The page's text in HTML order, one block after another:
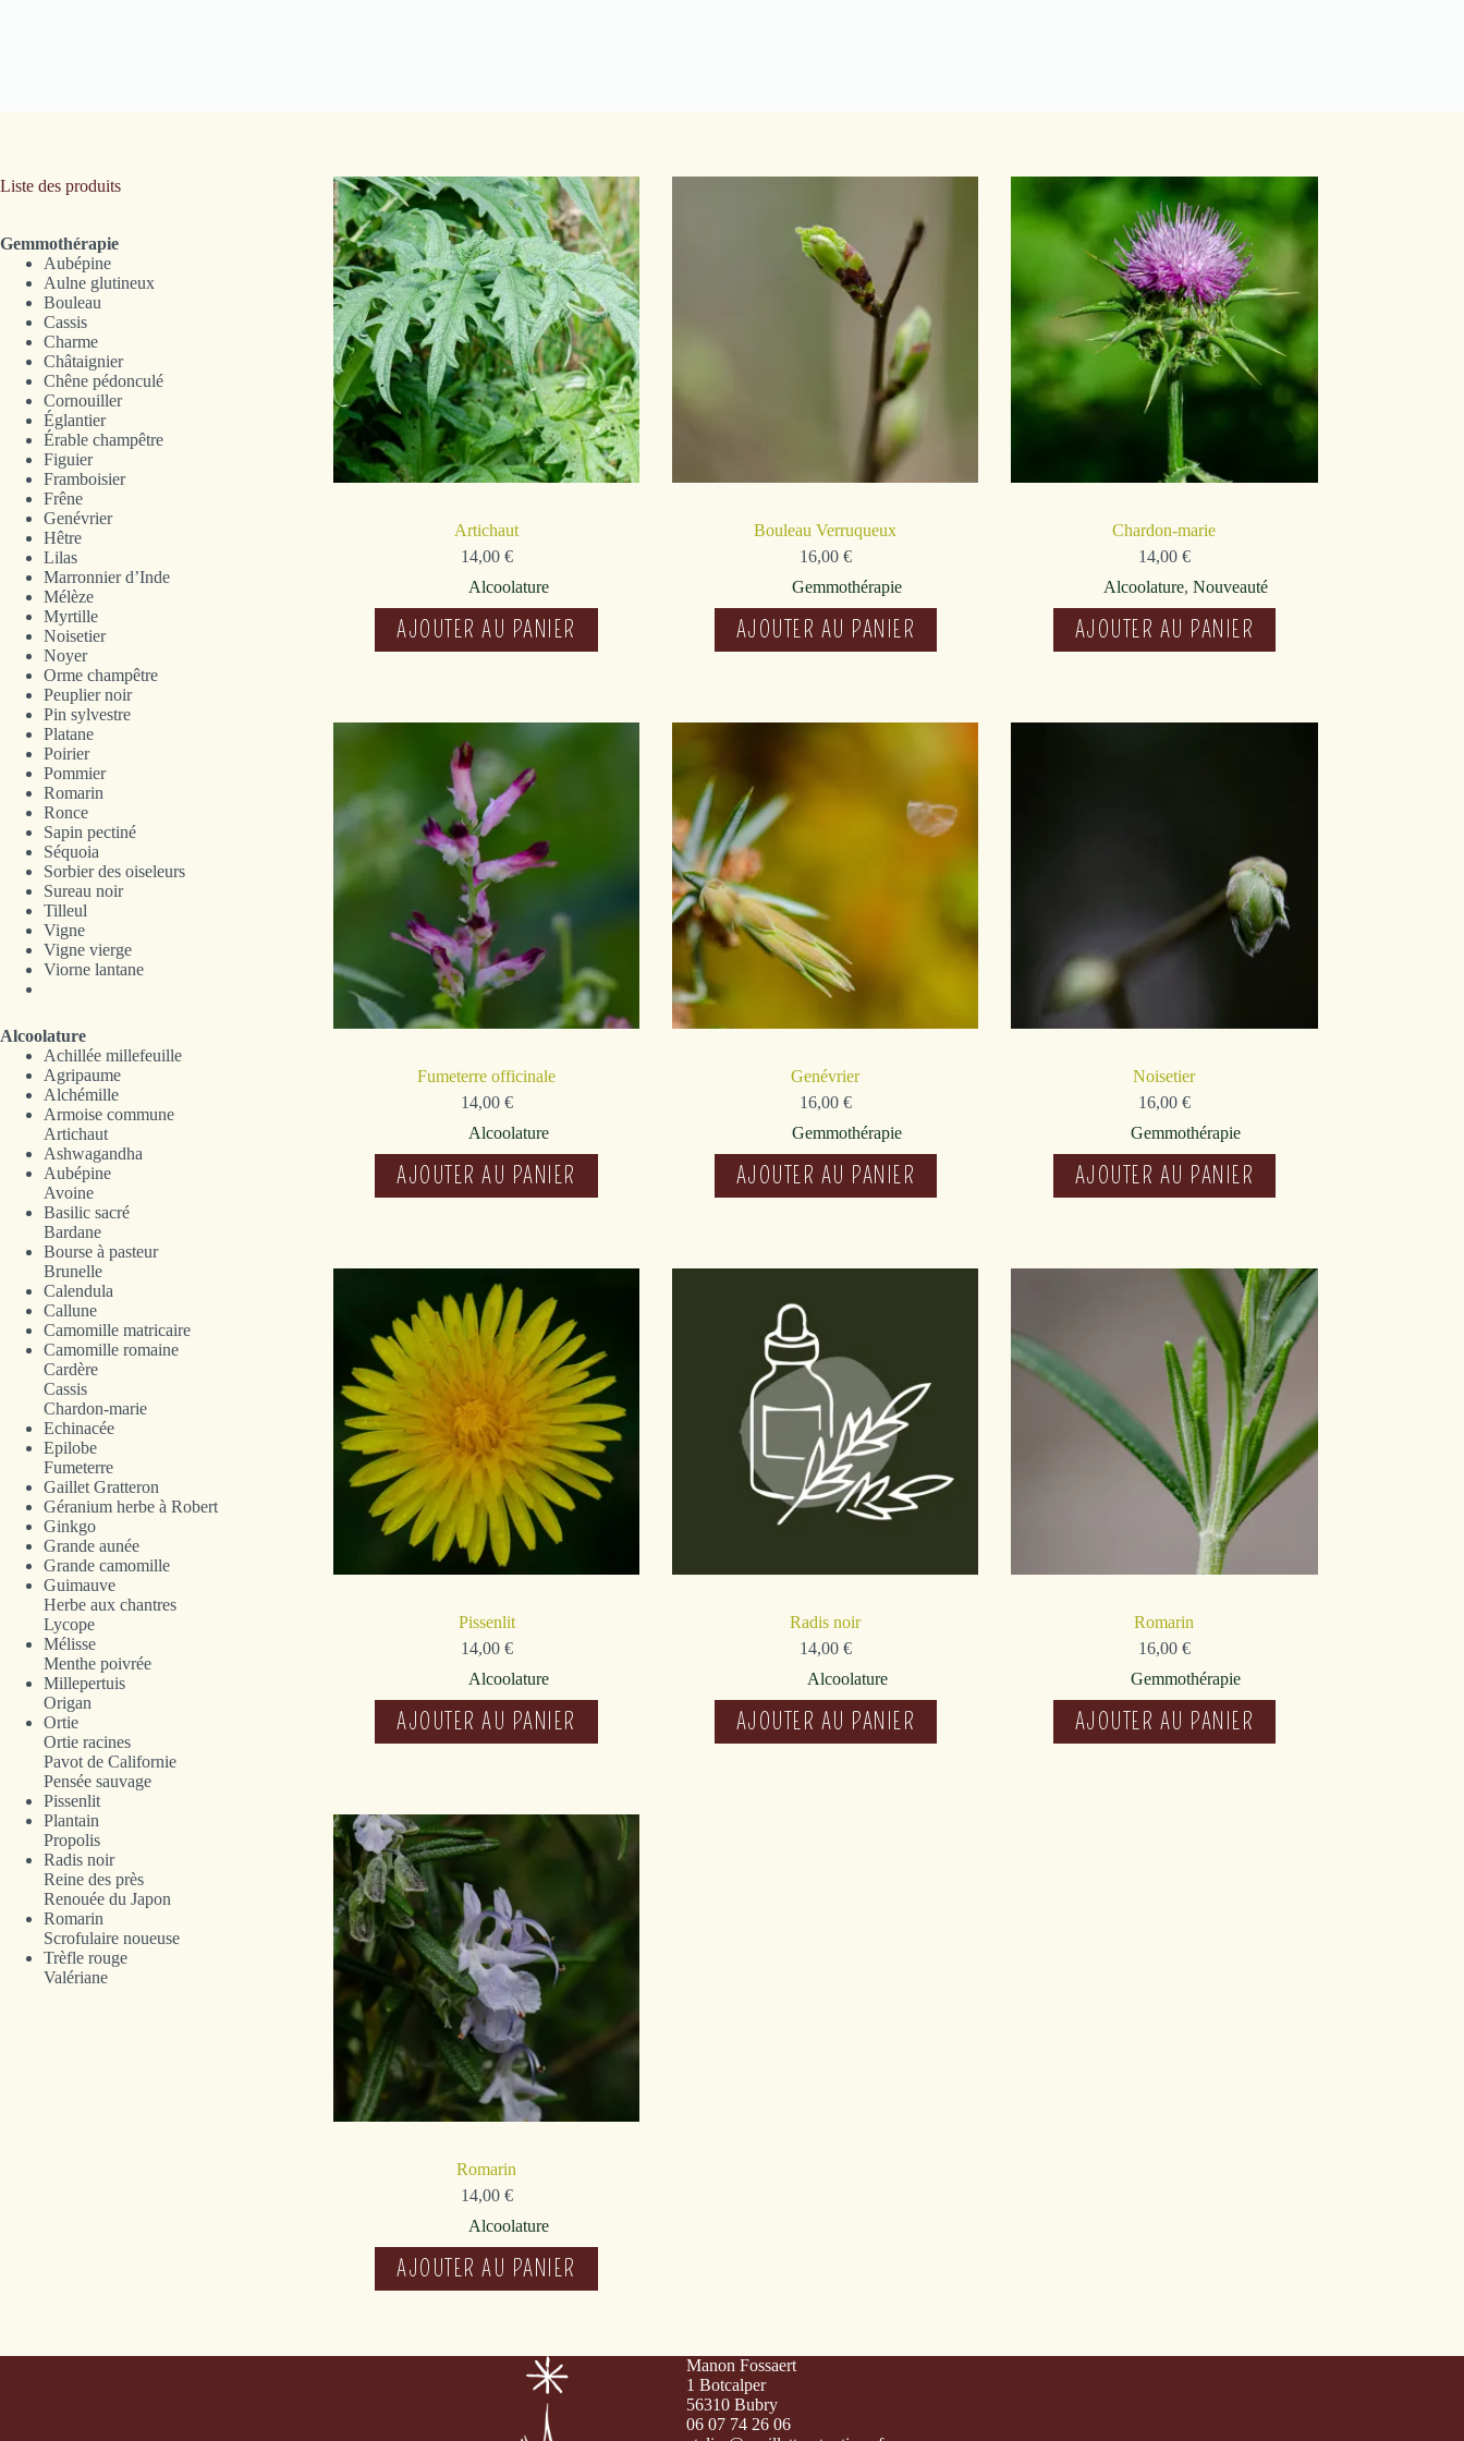
Artichaut
14,00 €
Alcoolature
AJOUTER AU PANIER
Bouleau Verruqueux
16,00 €
Gemmothérapie
AJOUTER AU PANIER
Chardon-marie
14,00 €
Alcoolature,Nouveauté
AJOUTER AU PANIER
Fumeterre officinale
14,00 €
Alcoolature
AJOUTER AU PANIER
Genévrier
16,00 €
Gemmothérapie
AJOUTER AU PANIER
Noisetier
16,00 €
Gemmothérapie
AJOUTER AU PANIER
Pissenlit
14,00 €
Alcoolature
AJOUTER AU PANIER
Radis noir
14,00 €
Alcoolature
AJOUTER AU PANIER
Romarin
16,00 €
Gemmothérapie
AJOUTER AU PANIER
Romarin
14,00 €
Alcoolature
AJOUTER AU PANIER
Liste des produits
Gemmothérapie
Aubépine
Aulne glutineux
Bouleau
Cassis
Charme
Châtaignier
Chêne pédonculé
Cornouiller
Églantier
Érable champêtre
Figuier
Framboisier
Frêne
Genévrier
Hêtre
Lilas
Marronnier d’Inde
Mélèze
Myrtille
Noisetier
Noyer
Orme champêtre
Peuplier noir
Pin sylvestre
Platane
Poirier
Pommier
Romarin
Ronce
Sapin pectiné
Séquoia
Sorbier des oiseleurs
Sureau noir
Tilleul
Vigne
Vigne vierge
Viorne lantane
Alcoolature
Achillée millefeuille
Agripaume
Alchémille
Armoise commune
Artichaut
Ashwagandha
Aubépine
Avoine
Basilic sacré
Bardane
Bourse à pasteur
Brunelle
Calendula
Callune
Camomille matricaire
Camomille romaine
Cardère
Cassis
Chardon-marie
Echinacée
Epilobe
Fumeterre
Gaillet Gratteron
Géranium herbe à Robert
Ginkgo
Grande aunée
Grande camomille
Guimauve
Herbe aux chantres
Lycope
Mélisse
Menthe poivrée
Millepertuis
Origan
Ortie
Ortie racines
Pavot de Californie
Pensée sauvage
Pissenlit
Plantain
Propolis
Radis noir
Reine des près
Renouée du Japon
Romarin
Scrofulaire noueuse
Trèfle rouge
Valériane
Manon Fossaert
1 Botcalper
56310 Bubry
06 07 74 26 06